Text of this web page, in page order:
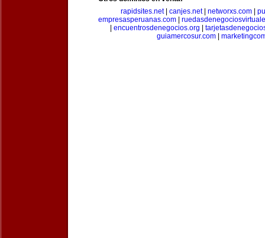
rapidsites.net| canjes.net| networxs.com
empresasperuanas.com
encuentrosdenegocios.org
guiamercosur.com